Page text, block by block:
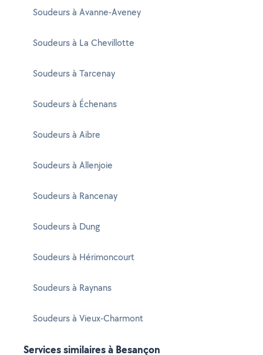
Soudeurs à Avanne-Aveney
Soudeurs à La Chevillotte
Soudeurs à Tarcenay
Soudeurs à Échenans
Soudeurs à Aibre
Soudeurs à Allenjoie
Soudeurs à Rancenay
Soudeurs à Dung
Soudeurs à Hérimoncourt
Soudeurs à Raynans
Soudeurs à Vieux-Charmont
Services similaires à Besançon